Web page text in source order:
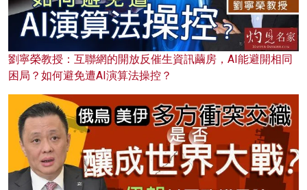
劉寧榮教授：互聯網的開放反催生資訊繭房，AI能避開相同
困局？如何避免遭AI演算法操控？